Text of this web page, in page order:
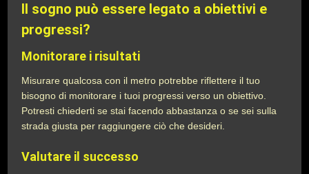
Il sogno può essere legato a obiettivi e
progressi?
Monitorare i risultati
Misurare qualcosa con il metro potrebbe riflettere il tuo
bisogno di monitorare i tuoi progressi verso un obiettivo.
Potresti chiederti se stai facendo abbastanza o se sei sulla
strada giusta per raggiungere ciò che desideri.
Valutare il successo